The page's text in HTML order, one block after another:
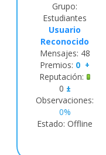
Grupo:
Estudiantes
Usuario
Reconocido
Mensajes: 48
Premios: 0 +
Reputación:
0 ±
Observaciones:
0%
Estado: Offline